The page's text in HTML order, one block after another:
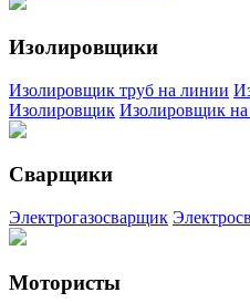
Изолировщики
Изолировщик труб на линии
Изолировщик Изолировщик на
Сварщики
Электрогазосварщик
Мотористы